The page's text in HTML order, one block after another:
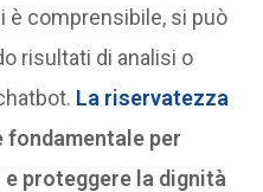
è comprensibile, si può
risultati di analisi o
La riservatezza
fondamentale per
proteggere la dignità